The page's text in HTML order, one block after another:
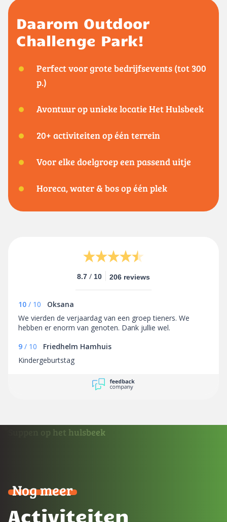
Daarom Outdoor
Challenge Park!
Perfect voor grote bedrijfsevents (tot 300
p.)
Avontuur op unieke locatie Het Hulsbeek
20+ activiteiten op één terrein
Voor elke doelgroep een passend uitje
Horeca, water & bos op één plek
8.7 / 10 206 reviews
10 / 10
Oksana
We vierden de verjaardag van een groep tieners. We
hebben er enorm van genoten. Dank jullie wel.
9 / 10
Friedhelm Hamhuis
Kindergeburtstag
Nog meer
Activiteiten